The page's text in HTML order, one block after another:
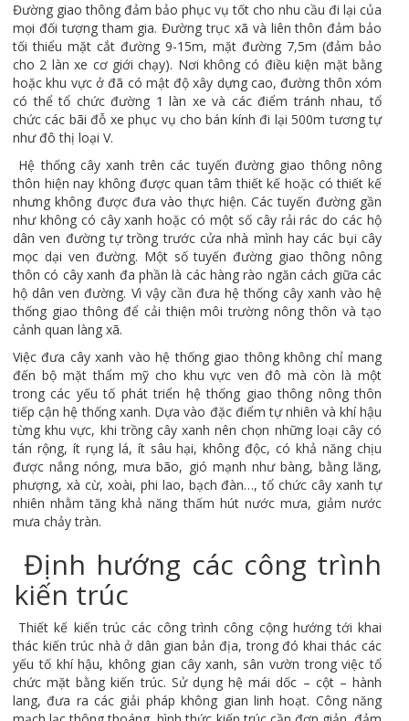
Đường giao thông đảm bảo phục vụ tốt cho nhu cầu đi lại của
mọi đối tượng tham gia. Đường trục xã và liên thôn đảm bảo
tối thiểu mặt cắt đường 9-15m, mặt đường 7,5m (đảm bảo
cho 2 làn xe cơ giới chạy). Nơi không có điều kiện mặt bằng
hoặc khu vực ở đã có mật độ xây dựng cao, đường thôn xóm
có thể tổ chức đường 1 làn xe và các điểm tránh nhau, tổ
chức các bãi đỗ xe phục vụ cho bán kính đi lại 500m tương tự
như đô thị loại V.
Hệ thống cây xanh trên các tuyến đường giao thông nông
thôn hiện nay không được quan tâm thiết kế hoặc có thiết kế
nhưng không được đưa vào thực hiện. Các tuyến đường gần
như không có cây xanh hoặc có một số cây rải rác do các hộ
dân ven đường tự trồng trước cửa nhà mình hay các bụi cây
mọc dại ven đường. Một số tuyến đường giao thông nông
thôn có cây xanh đa phần là các hàng rào ngăn cách giữa các
hộ dân ven đường. Vì vậy cần đưa hệ thống cây xanh vào hệ
thống giao thông để cải thiện môi trường nông thôn và tạo
cảnh quan làng xã.
Việc đưa cây xanh vào hệ thống giao thông không chỉ mang
đến bộ mặt thẩm mỹ cho khu vực ven đô mà còn là một
trong các yếu tố phát triển hệ thống giao thông nông thôn
tiếp cận hệ thống xanh. Dựa vào đặc điểm tự nhiên và khí hậu
từng khu vực, khi trồng cây xanh nên chọn những loại cây có
tán rộng, ít rụng lá, ít sâu hại, không độc, có khả năng chịu
được nắng nóng, mưa bão, gió mạnh như bàng, bằng lăng,
phượng, xà cừ, xoài, phi lao, bạch đàn…, tổ chức cây xanh tự
nhiên nhằm tăng khả năng thấm hút nước mưa, giảm nước
mưa chảy tràn.
Định hướng các công trình
kiến trúc
Thiết kế kiến trúc các công trình công cộng hướng tới khai
thác kiến trúc nhà ở dân gian bản địa, trong đó khai thác các
yếu tố khí hậu, không gian cây xanh, sân vườn trong việc tổ
chức mặt bằng kiến trúc. Sử dụng hệ mái dốc – cột – hành
lang, đưa ra các giải pháp không gian linh hoạt. Công năng